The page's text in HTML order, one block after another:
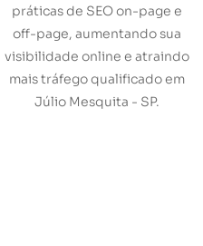
práticas de SEO on-page e
off-page, aumentando sua
visibilidade online e atraindo
mais tráfego qualificado em
Júlio Mesquita - SP.